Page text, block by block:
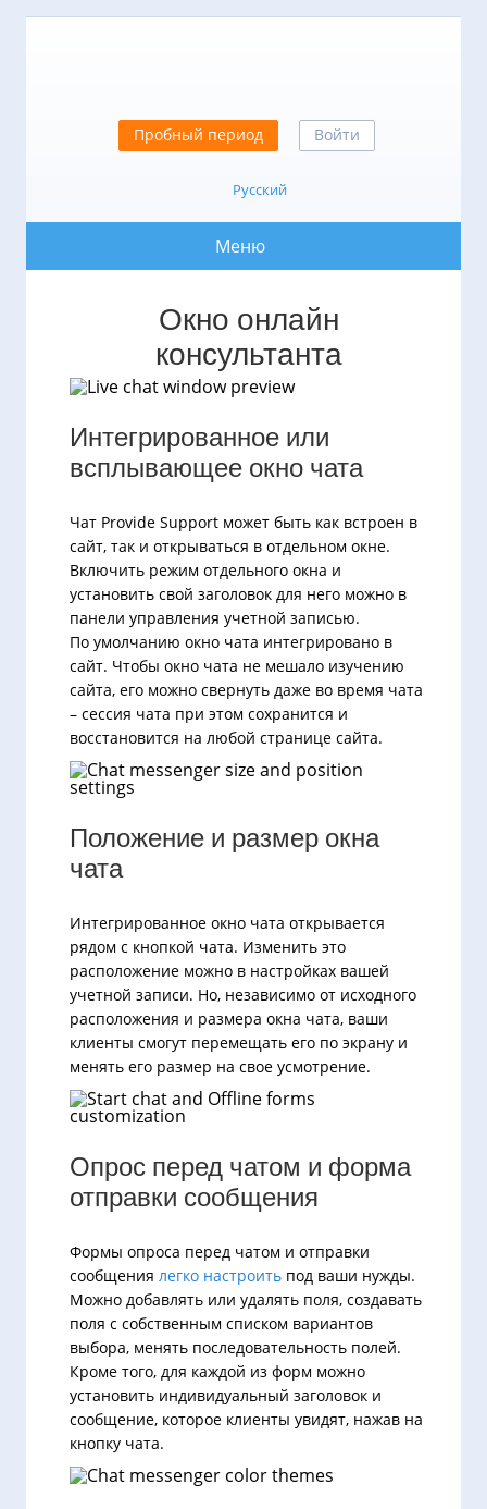
Пробный период Войти
Русский
Меню
Окно онлайн
консультанта
Интегрированное или
всплывающее окно чата
Чат Provide Support может быть как встроен в
сайт, так и открываться в отдельном окне.
Включить режим отдельного окна и
установить свой заголовок для него можно в
панели управления учетной записью.
По умолчанию окно чата интегрировано в
сайт. Чтобы окно чата не мешало изучению
сайта, его можно свернуть даже во время чата
– сессия чата при этом сохранится и
восстановится на любой странице сайта.
Положение и размер окна
чата
Интегрированное окно чата открывается
рядом с кнопкой чата. Изменить это
расположение можно в настройках вашей
учетной записи. Но, независимо от исходного
расположения и размера окна чата, ваши
клиенты смогут перемещать его по экрану и
менять его размер на свое усмотрение.
Опрос перед чатом и форма
отправки сообщения
Формы опроса перед чатом и отправки
сообщения легко настроить под ваши нужды.
Можно добавлять или удалять поля, создавать
поля с собственным списком вариантов
выбора, менять последовательность полей.
Кроме того, для каждой из форм можно
установить индивидуальный заголовок и
сообщение, которое клиенты увидят, нажав на
кнопку чата.